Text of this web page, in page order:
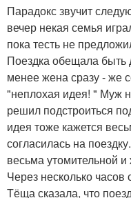
Парадокс звучит
вечер некая семья
пока тесть не
Поездка обещала быть
менее жена сразу - же
"неплохая идея! " Муж
решил подстроиться
идея тоже кажется
согласилась на
весьма утомительной и
Через несколько
Тёща сказала, что